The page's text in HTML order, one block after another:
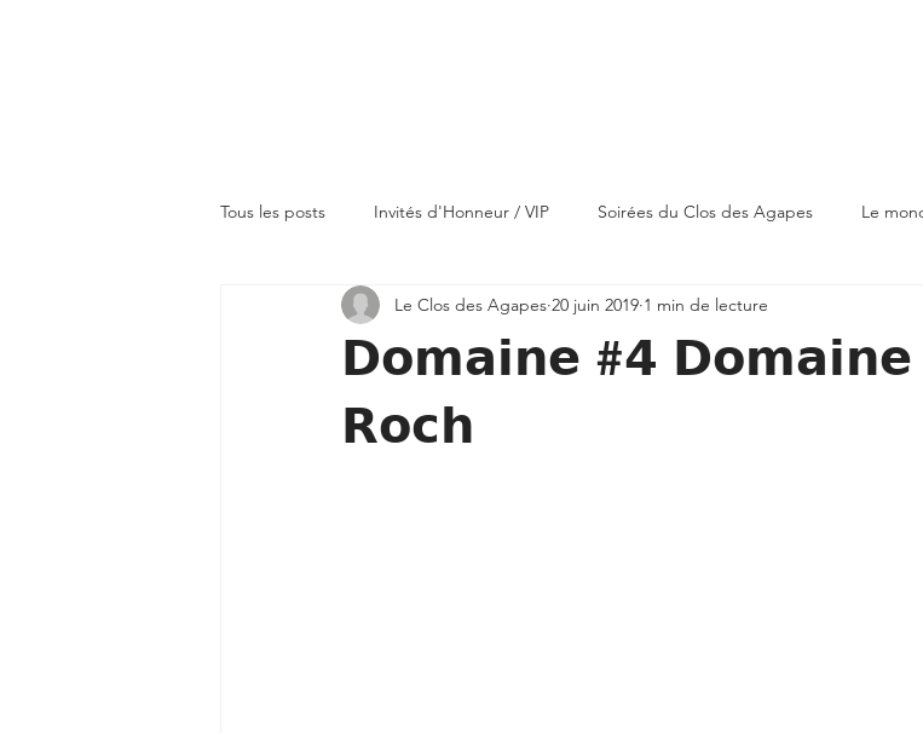
Tous les posts Invités d'Honneur / VIP Soirées du Clos des Agapes Le
Domaines
𝗗𝗼𝗺𝗮𝗶𝗻𝗲 #𝟰 𝗗𝗼𝗺𝗮𝗶𝗻𝗲
𝗥𝗼𝗰𝗵
Le Clos des Agapes 20 juin 2019 1 min de lecture